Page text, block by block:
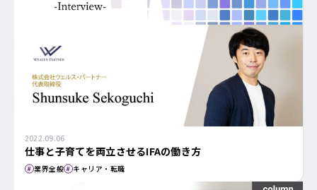
2022.09.06
仕事と子育てを両立させるIFAの働き方
業界全般 キャリア・転職